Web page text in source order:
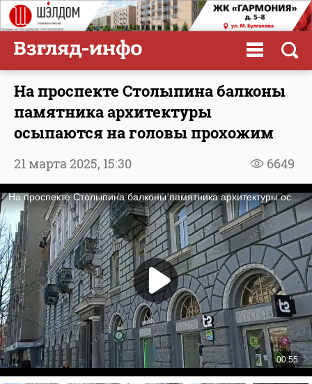
На проспекте Столыпина балконы
памятника архитектуры
осыпаются на головы прохожим
6649
21 марта 2025, 15:30